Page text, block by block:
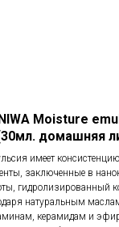
Moisture
домашняя
имеет консистенцию
заключенные в
гидролизированный
натуральным
керамидам и